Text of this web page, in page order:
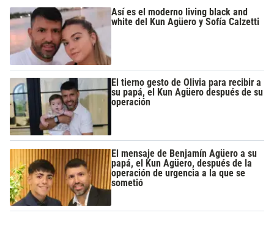
Así es el moderno living black and
white del Kun Agüero y Sofía Calzetti
El tierno gesto de Olivia para recibir a
su papá, el Kun Agüero después de su
operación
El mensaje de Benjamín Agüero a su
papá, el Kun Agüero, después de la
operación de urgencia a la que se
sometió